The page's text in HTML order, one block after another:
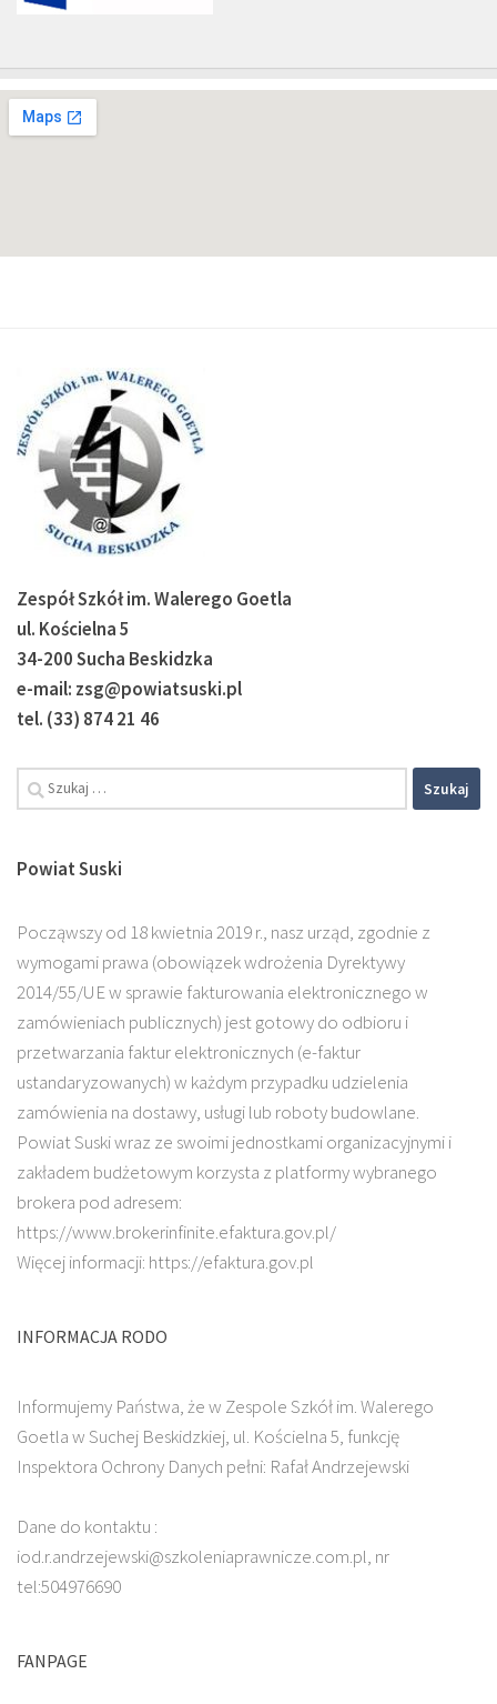
Zespół Szkół im. Walerego Goetla
ul. Kościelna 5
34-200 Sucha Beskidzka
e-mail: zsg@powiatsuski.pl
tel. (33) 874 21 46
Szukaj:
Powiat Suski
Począwszy od 18 kwietnia 2019 r., nasz urząd, zgodnie z
wymogami prawa (obowiązek wdrożenia Dyrektywy
2014/55/UE w sprawie fakturowania elektronicznego w
zamówieniach publicznych) jest gotowy do odbioru i
przetwarzania faktur elektronicznych (e-faktur
ustandaryzowanych) w każdym przypadku udzielenia
zamówienia na dostawy, usługi lub roboty budowlane.
Powiat Suski wraz ze swoimi jednostkami organizacyjnymi i
zakładem budżetowym korzysta z platformy wybranego
brokera pod adresem:
https://www.brokerinfinite.efaktura.gov.pl/
Więcej informacji: https://efaktura.gov.pl
INFORMACJA RODO
Informujemy Państwa, że w Zespole Szkół im. Walerego
Goetla w Suchej Beskidzkiej, ul. Kościelna 5, funkcję
Inspektora Ochrony Danych pełni: Rafał Andrzejewski
Dane do kontaktu :
iod.r.andrzejewski@szkoleniaprawnicze.com.pl, nr
tel:504976690
FANPAGE